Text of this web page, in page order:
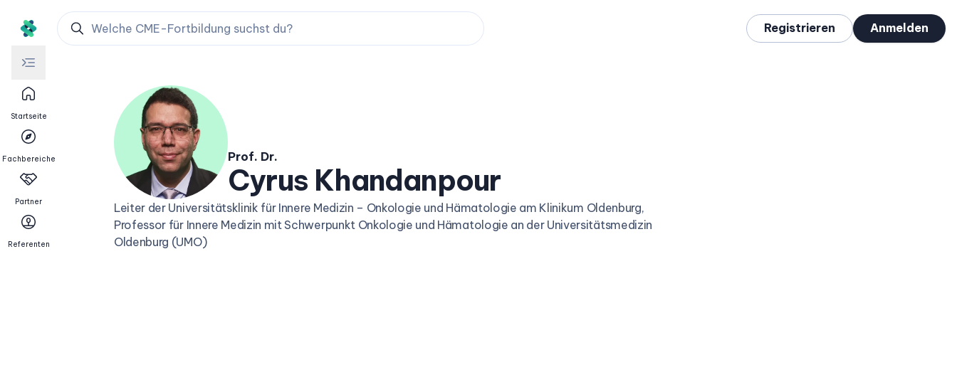
Startseite
Fachbereiche
Partner
Referenten
Registrieren Anmelden
Prof. Dr.
Cyrus Khandanpour
Leiter der Universitätsklinik für Innere Medizin – Onkologie und Hämatologie am Klinikum Oldenburg,
Professor für Innere Medizin mit Schwerpunkt Onkologie und Hämatologie an der Universitätsmedizin
Oldenburg (UMO)